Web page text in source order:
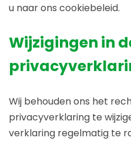
u naar ons cookiebeleid.
Wijzigingen in
Wij behouden ons het
privacyverklaring te
verklaring regelmatig te